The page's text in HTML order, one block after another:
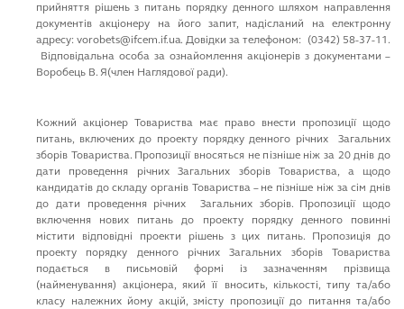
прийняття рішень з питань порядку ден­ного шляхом направлення
документів акціонеру на його запит, надісланий на електронну
адресу: vorobets@ifcem.if.ua. Довідки за телефоном: (0342) 58-37-11.
Відповідальна особа за ознайомлення акціонерів з документами –
Воробець В. Я(член Наглядової ради).
Кожний акціонер Товариства має право внести пропозиції щодо
питань, включених до проекту порядку денного річних Загальних
зборів Товариства. Пропозиції вносяться не пізніше ніж за 20 днів до
дати проведення річних Загальних зборів Товариства, а щодо
кандидатів до складу органів Товариства – не пізніше ніж за сім днів
до дати проведення річних Загальних зборів. Пропозиції щодо
включення нових питань до проекту порядку денного повинні
містити відповідні проекти рішень з цих питань. Пропозиція до
проекту порядку денного річних Загальних зборів Товариства
подається в письмовій формі із зазначенням прізвища
(найменування) акціонера, який її вносить, кількості, типу та/або
класу належних йому акцій, змісту пропозиції до питання та/або